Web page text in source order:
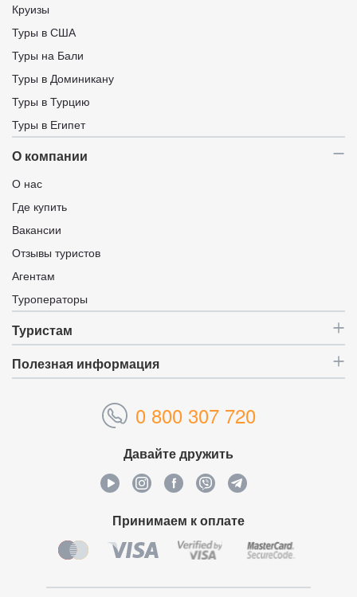
Круизы
Туры в США
Туры на Бали
Туры в Доминикану
Туры в Турцию
Туры в Египет
О компании
О нас
Где купить
Вакансии
Отзывы туристов
Агентам
Туроператоры
Туристам
Полезная информация
0 800 307 720
Давайте дружить
Принимаем к оплате